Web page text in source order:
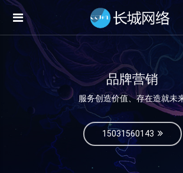
品牌营销
服务创造价值、存在造就未
15031560143